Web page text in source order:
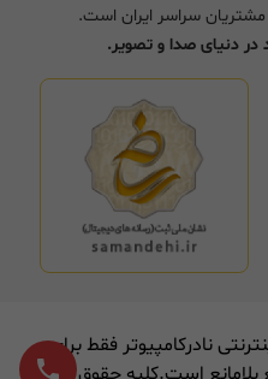
سراسر ایران است.
در دنیای صدا و تصویر.
نادرکامپیوتر فقط برای
بلامانع است.کلیه حقوق برای